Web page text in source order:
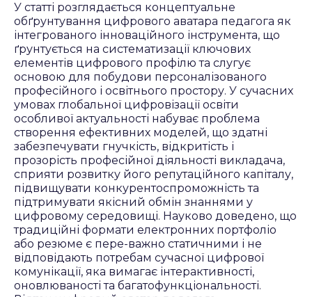
У статті розглядається концептуальне
обґрунтування цифрового аватара педагога як
інтегрованого інноваційного інструмента, що
ґрунтується на систематизації ключових
елементів цифрового профілю та слугує
основою для побудови персоналізованого
професійного і освітнього простору. У сучасних
умовах глобальної цифровізації освіти
особливої актуальності набуває проблема
створення ефективних моделей, що здатні
забезпечувати гнучкість, відкритість і
прозорість професійної діяльності викладача,
сприяти розвитку його репутаційного капіталу,
підвищувати конкурентоспроможність та
підтримувати якісний обмін знаннями у
цифровому середовищі. Науково доведено, що
традиційні формати електронних портфоліо
або резюме є пере-важно статичними і не
відповідають потребам сучасної цифрової
комунікації, яка вимагає інтерактивності,
оновлюваності та багатофункціональності.